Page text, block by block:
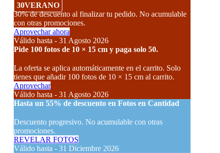
30VERANO
30% de descuento al finalizar tu pedido. No acumulable
con otras promociones.
Aprovechar ahora
Válido hasta - 31 Agosto 2026
Pide 100 fotos de 10 × 15 cm y paga solo 50.
La oferta se aplica automáticamente en el carrito. Solo
tienes que añadir 100 fotos de 10 × 15 cm al carrito.
Aprovechar
Válido hasta - 31 Agosto 2026
Hasta un 55% de descuento en Fotos en Cantidad
Descuento progresivo. No acumulable con otras
promociones.
REVELAR FOTOS
Válido hasta - 31 Diciembre 2026